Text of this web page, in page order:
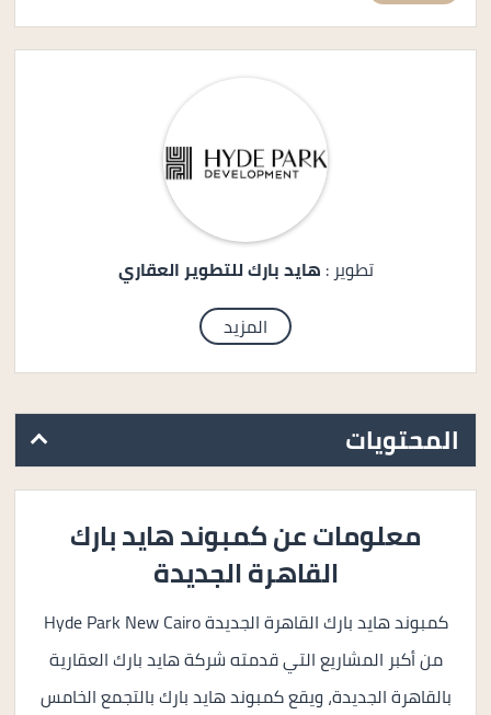
تطوير : هايد بارك للتطوير العقاري
المزيد
المحتويات
معلومات عن كمبوند هايد بارك
القاهرة الجديدة
كمبوند هايد بارك القاهرة الجديدة Hyde Park New Cairo
من أكبر المشاريع التي قدمته شركة هايد بارك العقارية
بالقاهرة الجديدة، ويقع كمبوند هايد بارك بالتجمع الخامس